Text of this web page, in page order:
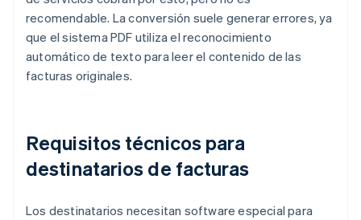
recomendable. La conversión suele generar errores, ya
que el sistema PDF utiliza el reconocimiento
automático de texto para leer el contenido de las
facturas originales.
Requisitos técnicos para
destinatarios de facturas
Los destinatarios necesitan software especial para